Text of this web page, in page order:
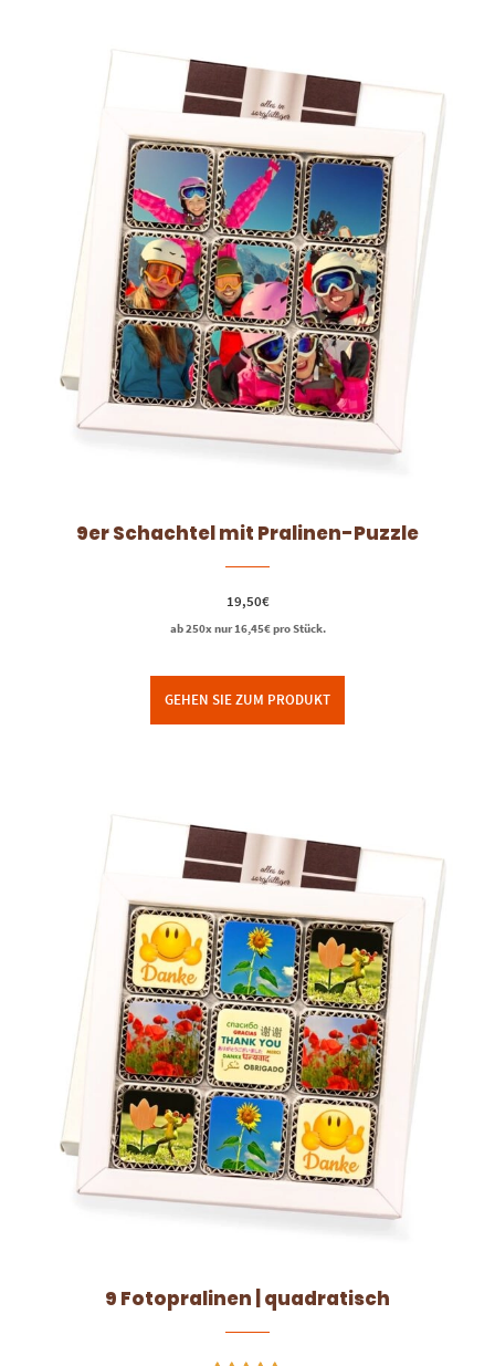
9er Schachtel mit Pralinen-Puzzle
19,50€
ab 250x nur16,45€pro Stück.
GEHEN SIE ZUM PRODUKT
9 Fotopralinen | quadratisch